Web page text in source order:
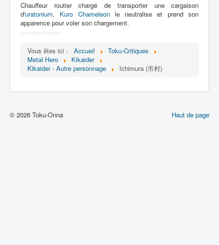
Artiste Asperger
Lexique
Jinzô ningen Kikaider (人造 人間
キカイダー) = Androïde Kikaider
Mechas
Chauffeur routier chargé de transporter une cargaison
d'uratonium. Kuro Chameleonle neutralise et prend son
apparence pour voler son chargement.
More Joomla Extensions
Vous êtes ici : Accueil
Toku-Critiques
Metal Hero
Kikaider
Kikaider - Autre personnage
Ichimura (市村)
Haut de page
© 2026 Toku-Onna